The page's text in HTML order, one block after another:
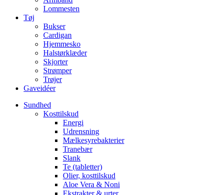
Lommesten
Tøj
Bukser
Cardigan
Hjemmesko
Halstørklæder
Skjorter
Strømper
Trøjer
Gaveidéer
Sundhed
Kosttilskud
Energi
Udrensning
Mælkesyrebakterier
Tranebær
Slank
Te (tabletter)
Olier, kosttilskud
Aloe Vera & Noni
Ekstrakter & urter